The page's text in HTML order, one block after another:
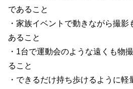
であること
・家族イベントで動きながら撮
あること
・1台で運動会のような遠くも物
ること
・できるだけ持ち歩けるように軽